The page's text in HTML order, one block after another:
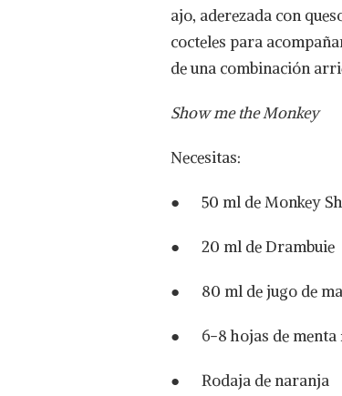
ajo, aderezada con
cocteles para
de una combinación
Show me the Monkey
Necesitas:
● 50 ml de Monkey
● 20 ml de Drambuie
● 80 ml de jugo de
● 6-8 hojas de menta
● Rodaja de naranja